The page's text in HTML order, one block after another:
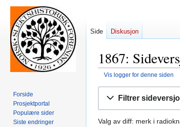
1867:
Vis logger for denne siden
Filtrer
Valg av diff: merk i
Side Diskusjon
Forside
Prosjektportal
Populære sider
Siste endringer